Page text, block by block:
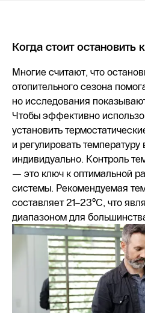
Когда стоит остановить
Многие считают, что
отопительного сезона
но исследования
Чтобы эффективно
установить
и регулировать
индивидуально. Контроль
— это ключ к оптимальной
системы. Рекомендуемая
составляет 21–23°C, что
диапазоном для